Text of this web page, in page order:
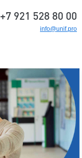
+7 921 528 80 00
info@unif.pro